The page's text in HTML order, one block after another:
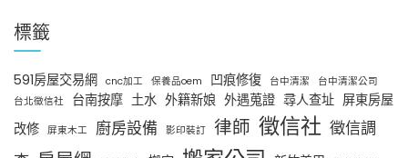
標籤
591房屋交易網 cnc加工 保養品oem 凹痕修復 台中清潔
台中清潔公司
台北徵信社
台南按摩 土水 外籍新娘 外遇蒐證 尋人查址 屏東房屋
改修 屏東木工 廚房設備 影印裝訂 律師 徵信社 徵信調